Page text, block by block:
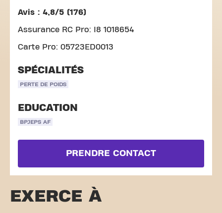
Avis : 4,8/5 (176)
Assurance RC Pro: I8 1018654
Carte Pro: 05723ED0013
SPÉCIALITÉS
PERTE DE POIDS
EDUCATION
BPJEPS AF
PRENDRE CONTACT
EXERCE À